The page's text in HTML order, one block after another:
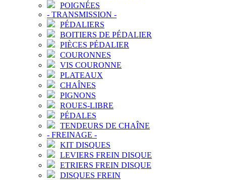
POIGNÉES
- TRANSMISSION -
PÉDALIERS
BOITIERS DE PÉDALIER
PIÈCES PÉDALIER
COURONNES
VIS COURONNE
PLATEAUX
CHAÎNES
PIGNONS
ROUES-LIBRE
PÉDALES
TENDEURS DE CHAÎNE
- FREINAGE -
KIT DISQUES
LEVIERS FREIN DISQUE
ETRIERS FREIN DISQUE
DISQUES FREIN